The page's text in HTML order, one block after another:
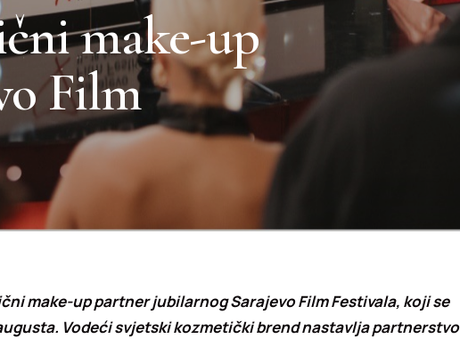
make-up
Film
make-up partner jubilarnog Sarajevo Film Festivala, koji se
Vodeći svjetski kozmetički brend nastavlja partnerstvo